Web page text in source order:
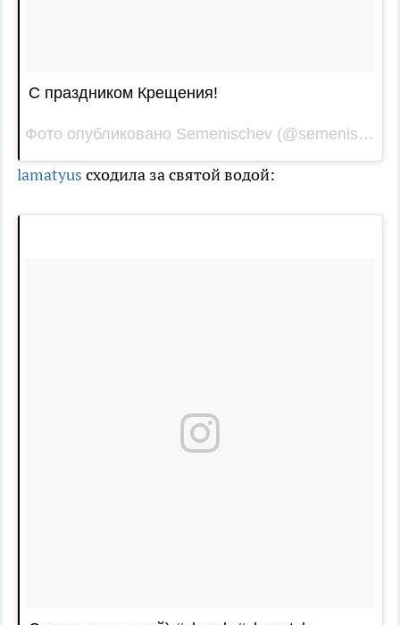
С праздником Крещения!
Фото опубликовано Semenischev (@semenischev_alexey)
lamatyus сходила за святой водой: